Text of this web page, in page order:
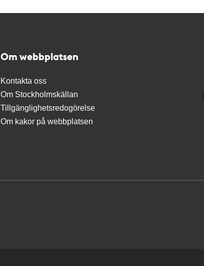
Om webbplatsen
Kontakta oss
Om Stockholmskällan
Tillgänglighetsredogörelse
Om kakor på webbplatsen